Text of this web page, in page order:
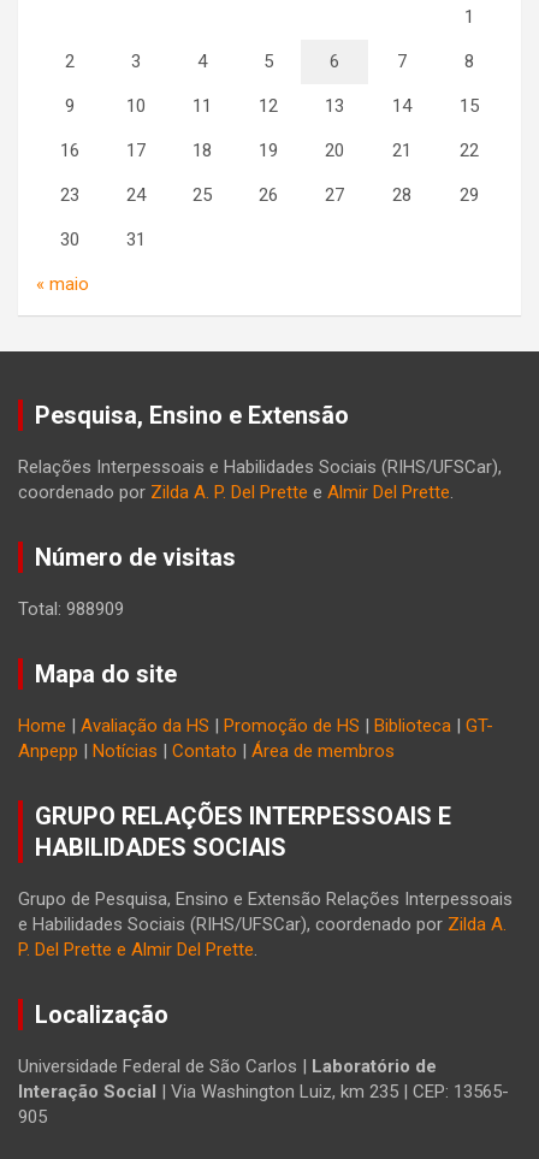
1
2 3 4 5 6 7 8
9 10 11 12 13 14 15
16 17 18 19 20 21 22
23 24 25 26 27 28 29
30 31
« maio
Pesquisa, Ensino e Extensão
Relações Interpessoais e Habilidades Sociais (RIHS/UFSCar),
coordenado por Zilda A. P. Del Prette e Almir Del Prette.
Número de visitas
Total: 988909
Mapa do site
Home Avaliação da HS Promoção de HS Biblioteca
GT-
Anpepp
Notícias Contato Área de membros
GRUPO RELAÇÕES INTERPESSOAIS E
HABILIDADES SOCIAIS
Grupo de Pesquisa, Ensino e Extensão Relações Interpessoais
e Habilidades Sociais (RIHS/UFSCar), coordenado por Zilda A.
P. Del Prette e Almir Del Prette.
Localização
Universidade Federal de São Carlos |
Laboratório de
Interação Social
| Via Washington Luiz, km 235 | CEP: 13565-
905